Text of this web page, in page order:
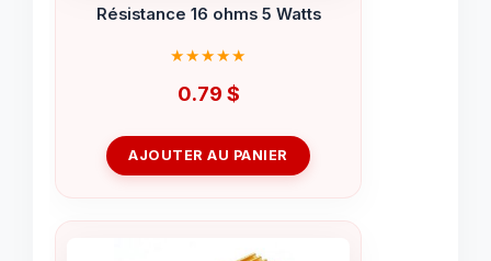
Résistance 16 ohms 5 Watts
0.79 $
AJOUTER AU PANIER